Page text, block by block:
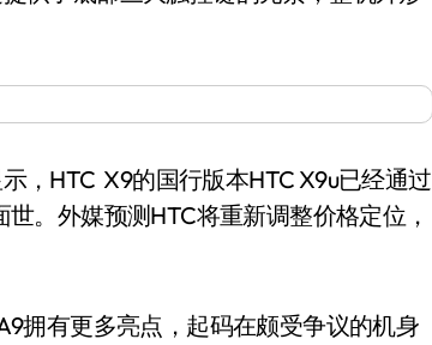
HTC X9的国行版本HTC X9u已经通过
。外媒预测HTC将重新调整价格定位，
有更多亮点，起码在颇受争议的机身